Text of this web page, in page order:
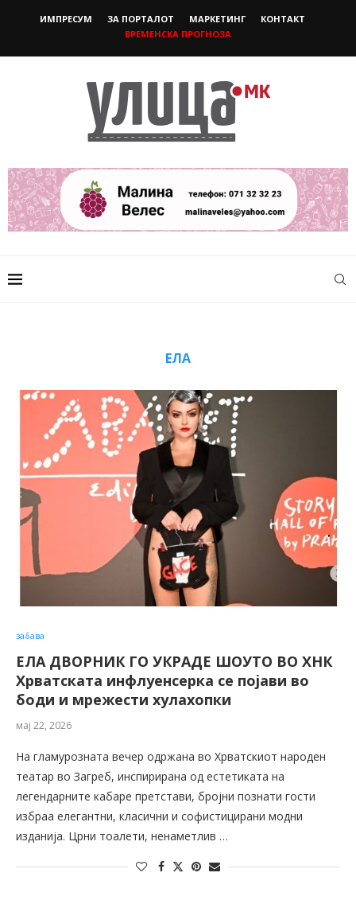
ИМПРЕСУМ ЗА ПОРТАЛОТ МАРКЕТИНГ
КОНТАКТ
ВРЕМЕНСКА ПРОГНОЗА
ЕЛА
забава
ЕЛА ДВОРНИК ГО УКРАДЕ ШОУТО ВО ХНК
Хрватската инфлуенсерка се појави во
боди и мрежести хулахопки
мај 22, 2026
На гламурозната вечер одржана во Хрватскиот народен
театар во Загреб, инспирирана од естетиката на
легендарните кабаре претстави, бројни познати гости
избраа елегантни, класични и софистицирани модни
изданија. Црни тоалети, ненаметлив …